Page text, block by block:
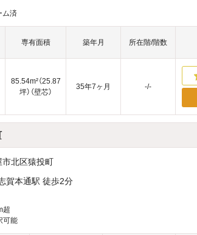
ム済
専有面積 築年月 所在階/階数
85.54m²（25.87
坪）（壁芯）
35年7ヶ月
-/-
北区猿投町
賀本通駅 徒歩2分
超
可能